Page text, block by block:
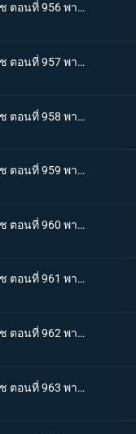
One piece วันพีช ตอนที่ 956 พากย์ไทย การต่อสู้ครั้งใหญ่! กลุ่มหมวกฟางเข้าโหมดต่อสู้!
One piece วันพีช ตอนที่ 957 พากย์ไทย ข่าวใหญ่! เหตุการณ์ที่ส่งผลต่อ 7 เทพโจรสลัด!
One piece วันพีช ตอนที่ 958 พากย์ไทย ตำนานการต่อสู้! การ์ปและโรเจอร์
One piece วันพีช ตอนที่ 959 พากย์ไทย ท่าเรือที่นัดพบ! วะโนะคุนิองก์ 3 เริ่มแล้ว!
One piece วันพีช ตอนที่ 960 พากย์ไทย ซามูไรอันดับหนึ่งของวะโนะคุนิ! โคสึกิ โอเด้ง มาแล้ว
One piece วันพีช ตอนที่ 961 พากย์ไทย สาบานเป็นศิษย์ทั้งน้ำตา โอเด้งกับคินเอม่อน
One piece วันพีช ตอนที่ 962 พากย์ไทย ชะตาชีวิตที่เปลี่ยนแปลง กลุ่มโจรสลัดหนวดขาวเกยตื้น!!
One piece วันพีช ตอนที่ 963 พากย์ไทย ความมุ่งมั่นของโอเด้ง! การทดสอบของหนวดขาว!